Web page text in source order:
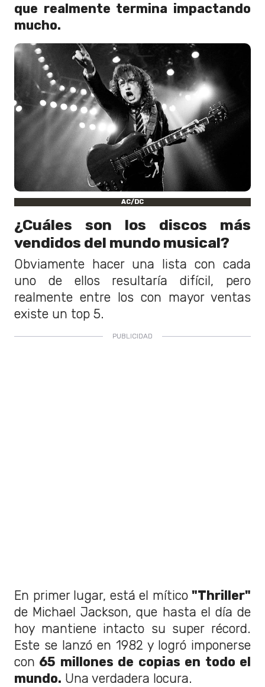
que realmente termina impactando
mucho.
AC/DC
¿Cuáles son los discos más
vendidos del mundo musical?
Obviamente hacer una lista con cada
uno de ellos resultaría difícil, pero
realmente entre los con mayor ventas
existe un top 5.
En primer lugar, está el mítico "Thriller"
de Michael Jackson, que hasta el día de
hoy mantiene intacto su super récord.
Este se lanzó en 1982 y logró imponerse
con 65 millones de copias en todo el
mundo. Una verdadera locura.